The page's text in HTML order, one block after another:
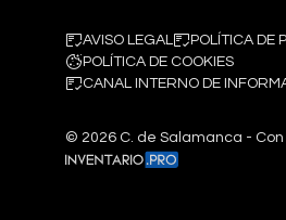
AVISO LEGAL
POLÍTICA DE
POLÍTICA DE COOKIES
CANAL INTERNO DE
© 2026 C. de Salamanca -